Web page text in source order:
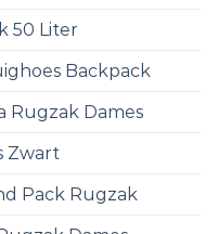
50 Liter
Backpack
Rugzak Dames
Zwart
Pack Rugzak